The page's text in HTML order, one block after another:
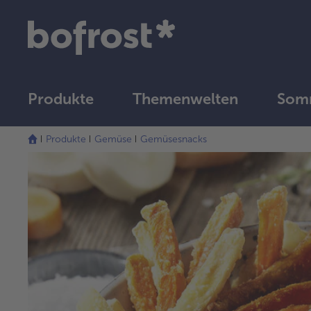
Produkte Themenwelten
Produkte Gemüse Gemüsesnacks